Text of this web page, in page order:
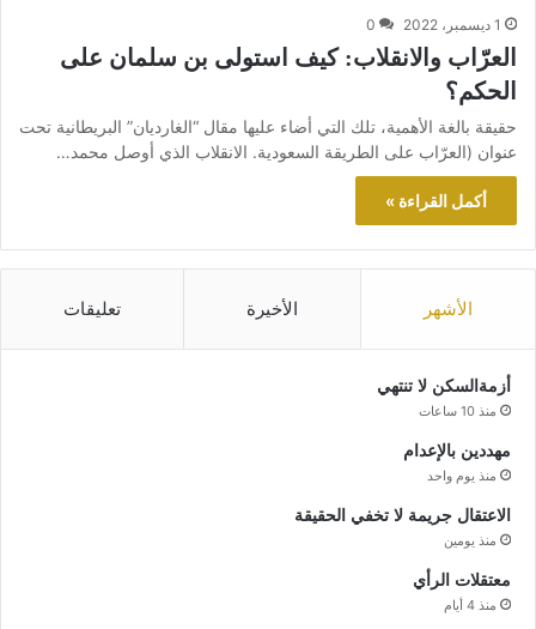
1 ديسمبر، 2022 0
العرّاب والانقلاب: كيف استولى بن سلمان على
الحكم؟
حقيقة بالغة الأهمية، تلك التي أضاء عليها مقال “الغارديان” البريطانية تحت
عنوان (العرّاب على الطريقة السعودية. الانقلاب الذي أوصل محمد…
أكمل القراءة »
الأشهر الأخيرة تعليقات
أزمةالسكن لا تنتهي
منذ 10 ساعات
مهددين بالإعدام
منذ يوم واحد
الاعتقال جريمة لا تخفي الحقيقة
منذ يومين
معتقلات الرأي
منذ 4 أيام